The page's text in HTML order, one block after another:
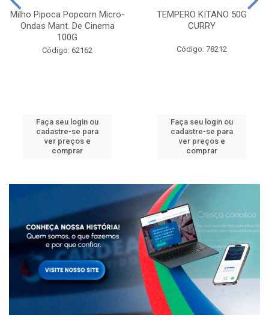
Milho Pipoca Popcorn Micro-
Ondas Mant. De Cinema
100G
Código: 62162
Faça seu login ou
cadastre-se para
ver preços e
comprar
TEMPERO KITANO 50G
CURRY
Código: 78212
Faça seu login ou
cadastre-se para
ver preços e
comprar